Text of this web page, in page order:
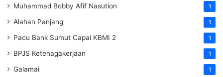
Muhammad Bobby Afif Nasution 1
Alahan Panjang 1
Pacu Bank Sumut Capai KBMI 2 1
BPJS Ketenagakerjaan 1
Galamai 1